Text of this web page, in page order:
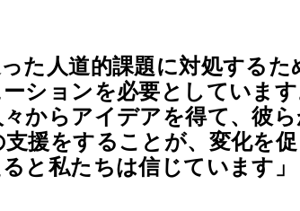
た人道的課題に対処するた
ションを必要としていま
からアイデアを得て、彼
援をすることが、変化を
と私たちは信じています」